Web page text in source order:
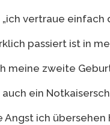
„ich vertraue einfach
passiert ist in
meine zweite
auch ein
Angst ich übersehen